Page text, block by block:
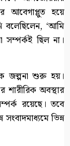
আবেগাপ্লুত হয়ে
বলেছিলেন, ‘আমি
ছিল না।
জল্পনা শুরু হয়।
শারীরিক অবস্থার
রয়েছে। তবে
ভিন্ন